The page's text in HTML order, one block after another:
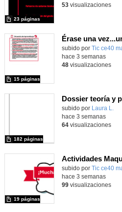
23 páginas
53visualizaciones
Érase una
subido por Tic ce40
15 páginas
hace 3 semanas
48visualizaciones
Contenido educativo.
subido por Laura L.
182 páginas
hace 3 semanas
64visualizaciones
Actividades
Contenido educativo.
subido por Tic ce40
19 páginas
hace 3 semanas
99visualizaciones